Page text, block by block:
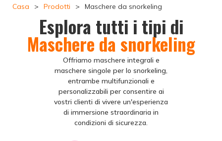
Casa > Prodotti > Maschere da snorkeling
Esplora tutti i tipi di
Maschere da snorkeling
Offriamo maschere integrali e
maschere singole per lo snorkeling,
entrambe multifunzionali e
personalizzabili per consentire ai
vostri clienti di vivere un'esperienza
di immersione straordinaria in
condizioni di sicurezza.